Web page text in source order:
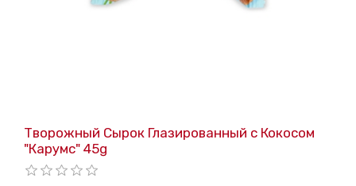
Творожный Сырок Глазированный с Кокосом
"Карумс" 45g